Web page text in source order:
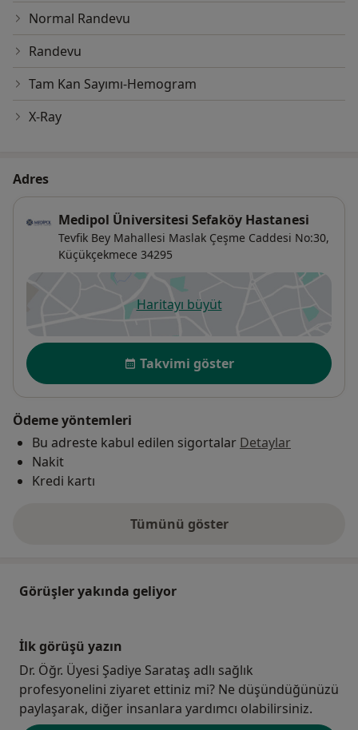
Normal Randevu
Randevu
Tam Kan Sayımı-Hemogram
X-Ray
Adres
Medipol Üniversitesi Sefaköy Hastanesi
Tevfik Bey Mahallesi Maslak Çeşme Caddesi No:30,
Küçükçekmece 34295
Haritayı büyütyeni bir sekmede açılır
Uygunluk
Takvimi göster
Ödeme yöntemleri
Bu adreste kabul edilen sigortalar Detaylar
Nakit
Kredi kartı
Tümünü göster
adres hakkında
Görüşler yakında geliyor
İlk görüşü yazın
Dr. Öğr. Üyesi Şadiye Sarataş adlı sağlık
profesyonelini ziyaret ettiniz mi? Ne düşündüğünüzü
paylaşarak, diğer insanlara yardımcı olabilirsiniz.